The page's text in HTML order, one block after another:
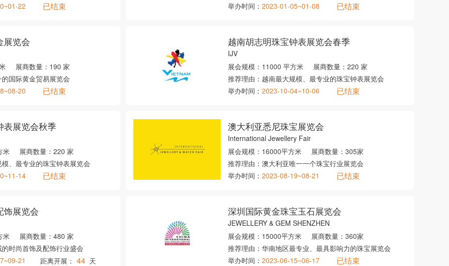
22 已结束
举办时间： 2023-01-05~01-08 已结束
展览会
展商数量： 190 家
国际黄金贸易展览会
20 已结束
越南胡志明珠宝钟表展览会春季
IJV
展会规模： 11000 平方米 展商数量： 220 家
推荐理由： 越南最大规模、最专业的珠宝钟表展览会
举办时间： 2023-10-04~10-06 已结束
表展览会秋季
米 展商数量： 220 家
、最专业的珠宝钟表展览会
14 已结束
澳大利亚悉尼珠宝展览会
International Jewellery Fair
展会规模： 16000平方米 展商数量： 305家
推荐理由： 澳大利亚唯一一个珠宝行业展览会
举办时间： 2023-08-19~08-21 已结束
饰展览会
米 展商数量： 480 家
时尚首饰及配饰行业盛会
21 距离开展： 44 天
深圳国际黄金珠宝玉石展览会
JEWELLERY & GEM SHENZHEN
展会规模： 15000平方米 展商数量： 360家
推荐理由： 华南地区最专业、最具影响力的珠宝展览会
举办时间： 2023-06-15~06-17 已结束